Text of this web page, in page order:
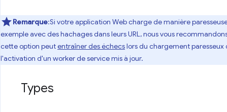
Remarque:Si votre application Web charge de manière
exemple avec des hachages dans leurs URL, nous vous
cette option peutentraîner des échecslors du chargement paresseux
l'activation d'un worker de service mis à jour.
Types